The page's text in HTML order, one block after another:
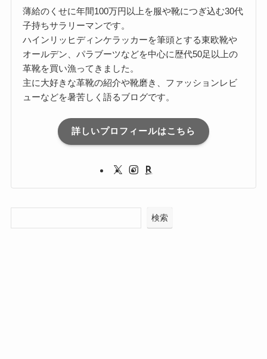
薄給のくせに年間100万円以上を服や靴につぎ込む30代
子持ちサラリーマンです。
ハインリッヒディンケラッカーを筆頭とする東欧靴や
オールデン、パラブーツなどを中心に歴代50足以上の
革靴を買い漁ってきました。
主に大好きな革靴の紹介や靴磨き、ファッションレビ
ューなどを暑苦しく語るブログです。
詳しいプロフィールはこちら
検索